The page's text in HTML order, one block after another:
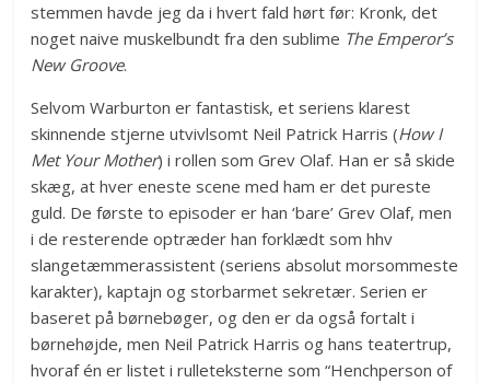
stemmen havde jeg da i hvert fald hørt før: Kronk, det
noget naive muskelbundt fra den sublime The Emperor’s
New Groove.
Selvom Warburton er fantastisk, et seriens klarest
skinnende stjerne utvivlsomt Neil Patrick Harris (How I
Met Your Mother) i rollen som Grev Olaf. Han er så skide
skæg, at hver eneste scene med ham er det pureste
guld. De første to episoder er han ‘bare’ Grev Olaf, men
i de resterende optræder han forklædt som hhv
slangetæmmerassistent (seriens absolut morsommeste
karakter), kaptajn og storbarmet sekretær. Serien er
baseret på børnebøger, og den er da også fortalt i
børnehøjde, men Neil Patrick Harris og hans teatertrup,
hvoraf én er listet i rulleteksterne som “Henchperson of